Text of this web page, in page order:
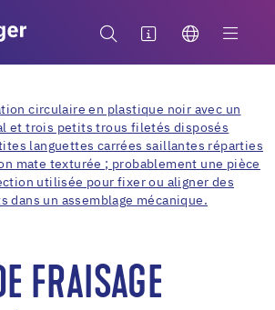
FRAISAGE